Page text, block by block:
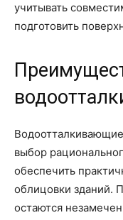
учитывать
подготовить
выбор
обеспечить
облицовки зданий.
остаются